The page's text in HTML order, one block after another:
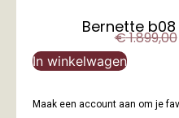
Bernette
€1.899,00
In winkelwagen
Maak een account aan om je